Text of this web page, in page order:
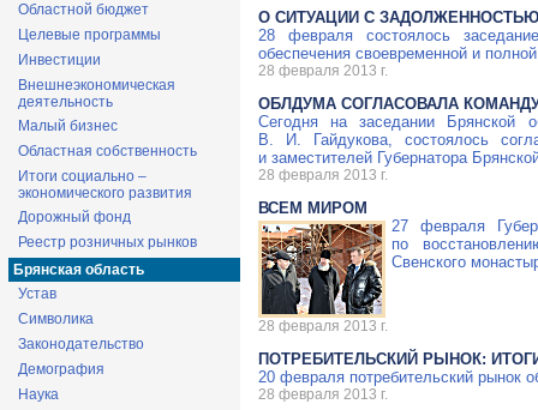
Областной бюджет
Целевые программы
Инвестиции
Внешнеэкономическая
деятельность
Малый бизнес
Областная собственность
Итоги социально –
экономического развития
Дорожный фонд
Реестр розничных рынков
Брянская область
Устав
Символика
Законодательство
Демография
Наука
О СИТУАЦИИ С
28 февраля состоялось
обеспечения своевременной и
28 февраля 2013 г.
ОБЛДУМА СОГЛАСОВАЛА
Сегодня на заседании Брянской
В. И. Гайдукова, состоялось
и заместителей Губернатора
28 февраля 2013 г.
ВСЕМ МИРОМ
27 февраля
по
Свенского
28 февраля 2013 г.
ПОТРЕБИТЕЛЬСКИЙ РЫНОК:
20 февраля потребительский рынок
28 февраля 2013 г.